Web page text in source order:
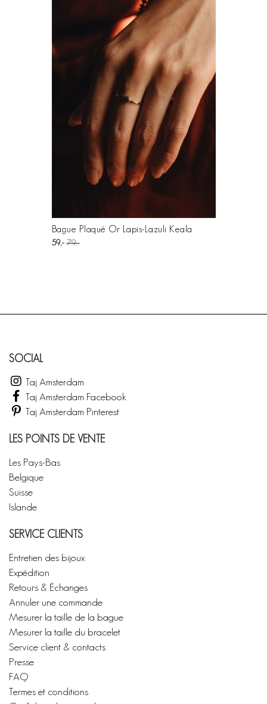
Bague Plaqué Or Lapis-Lazuli Keala
59 79
SOCIAL
Taj Amsterdam
Taj Amsterdam Facebook
Taj Amsterdam Pinterest
LES POINTS DE VENTE
Les Pays-Bas
Belgique
Suisse
Islande
SERVICE CLIENTS
Entretien des bijoux
Expédition
Retours & Échanges
Annuler une commande
Mesurer la taille de la bague
Mesurer la taille du bracelet
Service client & contacts
Presse
FAQ
Termes et conditions